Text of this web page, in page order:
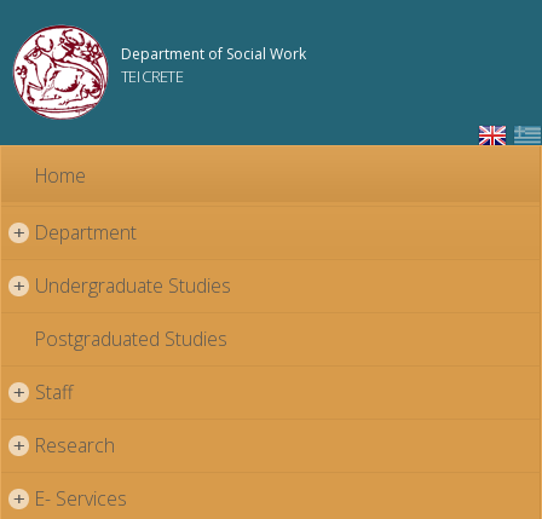
content
Department of Social Work
TEI CRETE
Home
+ Department
+ Undergraduate Studies
Postgraduated Studies
+ Staff
+ Research
+ E- Services